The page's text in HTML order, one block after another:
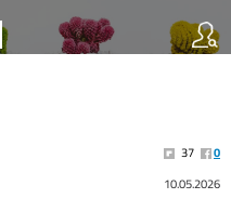
37
0
10.05.2026